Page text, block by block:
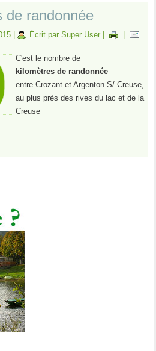
de randonnée
Écrit par Super User
C'est le nombre de
kilomètres de randonnée
entre Crozant et Argenton S/ Creuse,
au plus près des rives du lac et de la
Creuse